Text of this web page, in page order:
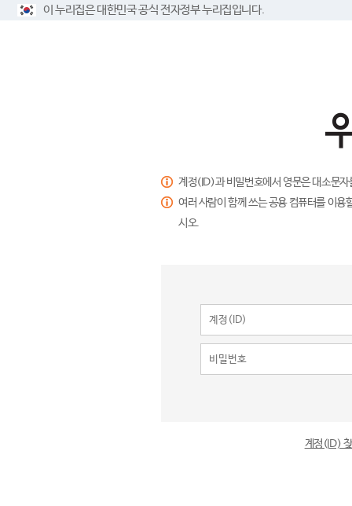
이 누리집은 대한민국 공식 전자정부 누리집입니다.
계정(ID)과 비밀번호에서 영문은 대소문
여러 사람이 함께 쓰는 공용 컴퓨터를 이
시오.
계정(ID)